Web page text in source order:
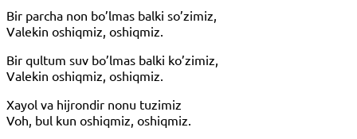
Bir parcha non bo’lmas balki so’zimiz,
Valekin oshiqmiz, oshiqmiz.
Bir qultum suv bo’lmas balki ko’zimiz,
Valekin oshiqmiz, oshiqmiz.
Xayol va hijrondir nonu tuzimiz
Voh, bul kun oshiqmiz, oshiqmiz.